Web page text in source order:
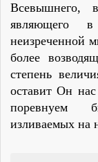
Всевышнего,
являющего
неизреченной
более
степень
оставит Он
поревнуем
изливаемых на